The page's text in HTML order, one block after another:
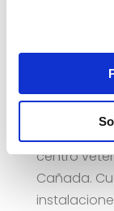
centro
Cañada.